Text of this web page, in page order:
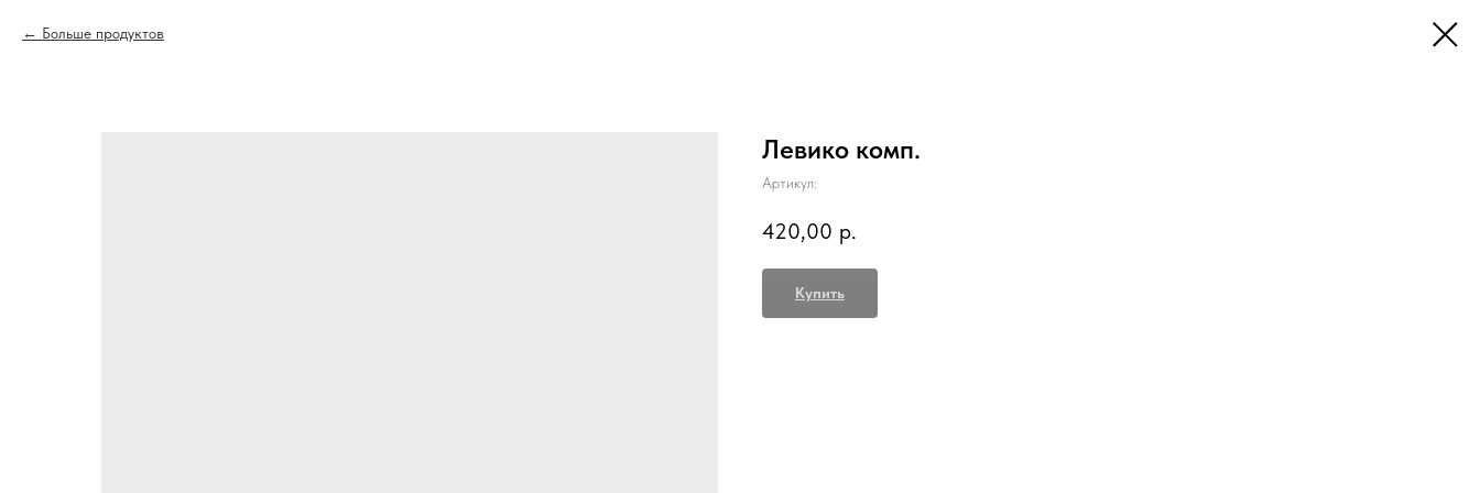
Больше продуктов
Левико комп.
Артикул:
420,00 р.
Купить